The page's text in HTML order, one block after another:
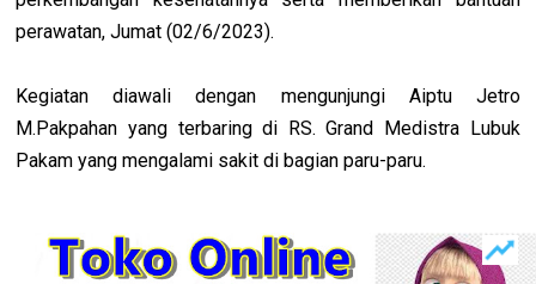
perawatan, Jumat (02/6/2023).
Kegiatan diawali dengan mengunjungi Aiptu Jetro
M.Pakpahan yang terbaring di RS. Grand Medistra Lubuk
Pakam yang mengalami sakit di bagian paru-paru.